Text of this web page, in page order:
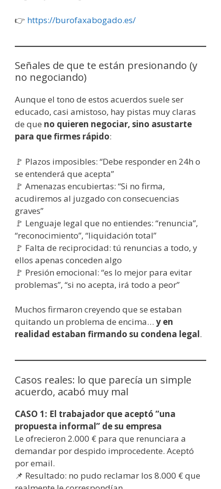
👉 https://burofaxabogado.es/
Señales de que te están presionando (y
no negociando)
Aunque el tono de estos acuerdos suele ser
educado, casi amistoso, hay pistas muy claras
de que no quieren negociar, sino asustarte
para que firmes rápido:
🚩 Plazos imposibles: “Debe responder en 24h o
se entenderá que acepta”
🚩 Amenazas encubiertas: “Si no firma,
acudiremos al juzgado con consecuencias
graves”
🚩 Lenguaje legal que no entiendes: “renuncia”,
“reconocimiento”, “liquidación total”
🚩 Falta de reciprocidad: tú renuncias a todo, y
ellos apenas conceden algo
🚩 Presión emocional: “es lo mejor para evitar
problemas”, “si no acepta, irá todo a peor”
Muchos firmaron creyendo que se estaban
quitando un problema de encima… y en
realidad estaban firmando su condena legal.
Casos reales: lo que parecía un simple
acuerdo, acabó muy mal
CASO 1: El trabajador que aceptó “una
propuesta informal” de su empresa
Le ofrecieron 2.000 € para que renunciara a
demandar por despido improcedente. Aceptó
por email.
📌 Resultado: no pudo reclamar los 8.000 € que